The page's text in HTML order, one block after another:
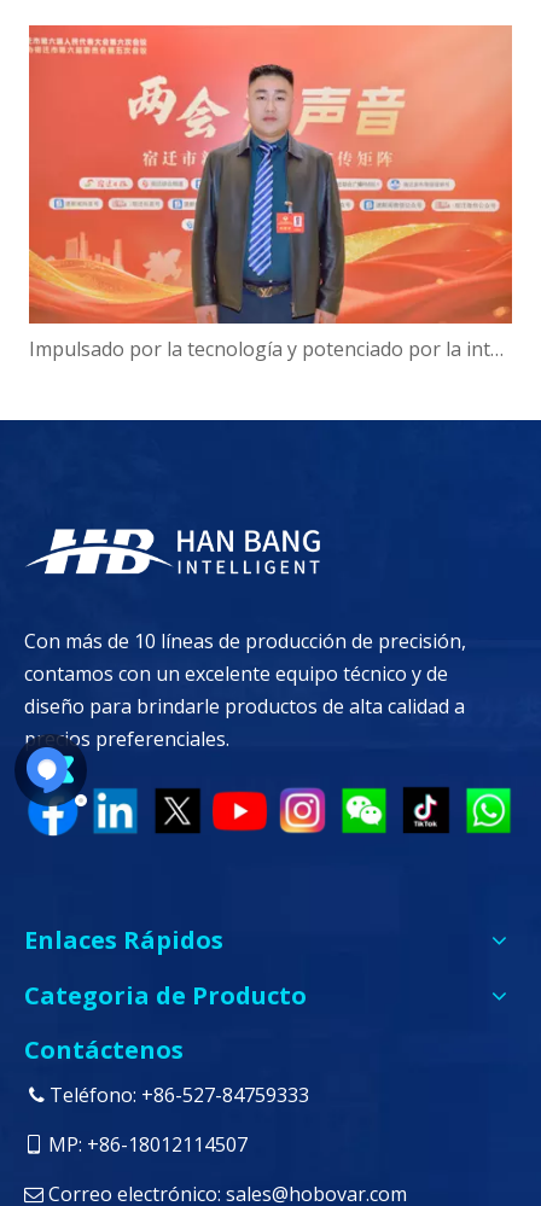
Impulsado por la tecnología y potenciado por la inteligencia: el presidente de Hanbang Intelligence, Gao Yun, sobre el avance del desarrollo del 'Centro de inteligencia digital' de Suqian
Con más de 10 líneas de producción de precisión,
contamos con un excelente equipo técnico y de
diseño para brindarle productos de alta calidad a
precios preferenciales.
Enlaces Rápidos
Categoria de Producto
Contáctenos
 Teléfono: +86-527-84759333
MP: +86-18012114507
 Correo electrónico: sales@hobovar.com